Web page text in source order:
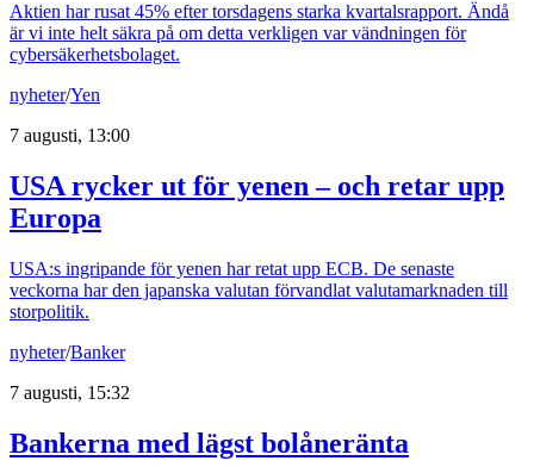
Aktien har rusat 45% efter torsdagens starka kvartalsrapport. Ändå
är vi inte helt säkra på om detta verkligen var vändningen för
cybersäkerhetsbolaget.
nyheter/Yen
7 augusti, 13:00
USA rycker ut för yenen – och retar upp
Europa
USA:s ingripande för yenen har retat upp ECB. De senaste
veckorna har den japanska valutan förvandlat valutamarknaden till
storpolitik.
nyheter/Banker
7 augusti, 15:32
Bankerna med lägst bolåneränta